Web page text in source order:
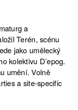
a
Terén, scénu
jako umělecký
kolektivu D’epog.
umění. Volně
a site-specific